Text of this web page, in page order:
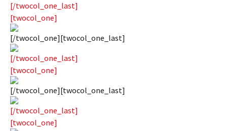
[/twocol_one_last]
[twocol_one]
[/twocol_one][twocol_one_last]
[/twocol_one_last]
[twocol_one]
[/twocol_one][twocol_one_last]
[/twocol_one_last]
[twocol_one]